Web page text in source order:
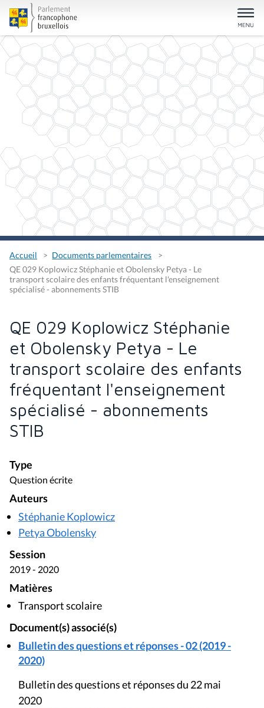
Accueil
Documents parlementaires
QE 029 Koplowicz Stéphanie et Obolensky Petya - Le
transport scolaire des enfants fréquentant l'enseignement
spécialisé - abonnements STIB
QE 029 Koplowicz Stéphanie
et Obolensky Petya - Le
transport scolaire des enfants
fréquentant l'enseignement
spécialisé - abonnements
STIB
Type
Question écrite
Auteurs
Stéphanie Koplowicz
Petya Obolensky
Session
2019 - 2020
Matières
Transport scolaire
Document(s) associé(s)
Bulletin des questions et réponses - 02 (2019 -
2020)
Bulletin des questions et réponses du 22 mai
2020